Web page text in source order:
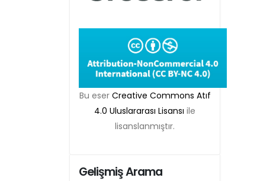
TR DIZIN 2020 Etik Kriterleri kapsamında,
dergimize 2020 yılında gönderilen ve
gönderilecek olan yayınlar için Etik Kurul
Belgesi zorunlu olacaktır. Bu kapsamda etik
kurul izni gerektiren çalışmalar için makalenin
yöntem bölümünde ilgili Etik Kurul Onayı ile
gönderimi yapacak olan aday yazarlarımızın
Bu eser Creative Commons Atıf
4.0 Uluslararası Lisansı ile
lisanslanmıştır.
Gelişmiş Arama